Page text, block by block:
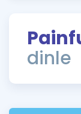
Rehberlik
ÖSYM
dinle